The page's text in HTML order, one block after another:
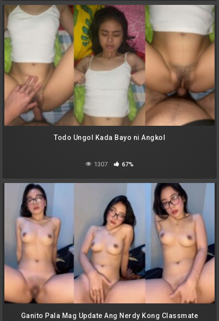
Todo Ungol Kada Bayo ni Angkol
1307 67%
Ganito Pala Mag Update Ang Nerdy Kong Classmate